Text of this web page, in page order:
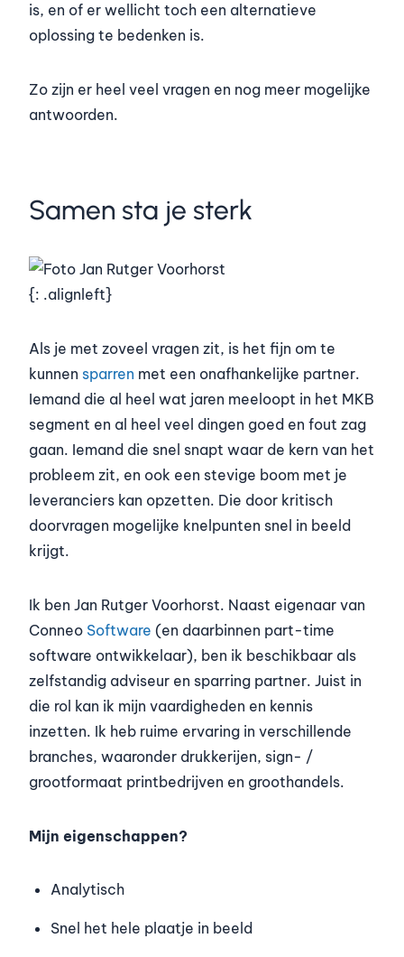
is, en of er wellicht toch een alternatieve
oplossing te bedenken is.
Zo zijn er heel veel vragen en nog meer mogelijke
antwoorden.
Samen sta je sterk
{: .alignleft}
Als je met zoveel vragen zit, is het fijn om te
kunnen sparren met een onafhankelijke partner.
Iemand die al heel wat jaren meeloopt in het MKB
segment en al heel veel dingen goed en fout zag
gaan. Iemand die snel snapt waar de kern van het
probleem zit, en ook een stevige boom met je
leveranciers kan opzetten. Die door kritisch
doorvragen mogelijke knelpunten snel in beeld
krijgt.
Ik ben Jan Rutger Voorhorst. Naast eigenaar van
Conneo Software (en daarbinnen part-time
software ontwikkelaar), ben ik beschikbaar als
zelfstandig adviseur en sparring partner. Juist in
die rol kan ik mijn vaardigheden en kennis
inzetten. Ik heb ruime ervaring in verschillende
branches, waaronder drukkerijen, sign- /
grootformaat printbedrijven en groothandels.
Mijn eigenschappen?
Analytisch
Snel het hele plaatje in beeld